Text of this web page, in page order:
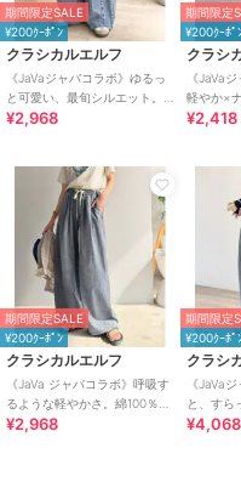
期間限定SALE
¥200ｸｰﾎﾟﾝ
クラシカルエルフ
《JaVaジャバコラボ》ゆるっ
と可愛い、最旬シルエット。
バレルレッグワイドカーブデ
¥2,968
期間限定
¥200ｸｰﾎﾟ
クラシ
《JaVa
軽やか×
ライトオ
¥2,418
期間限定SALE
¥200ｸｰﾎﾟﾝ
クラシカルエルフ
《JaVa ジャバコラボ》呼吸す
るような軽やかさ。綿100％シ
ワ加工デニム2タックイージー
¥2,968
期間限定
¥200ｸｰﾎﾟ
クラシ
《JaVa
と、すら
100% ビ
¥4,068